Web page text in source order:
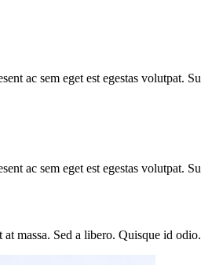
ac sem eget est egestas volutpat.
ac sem eget est egestas volutpat.
at massa. Sed a libero. Quisque id odio.